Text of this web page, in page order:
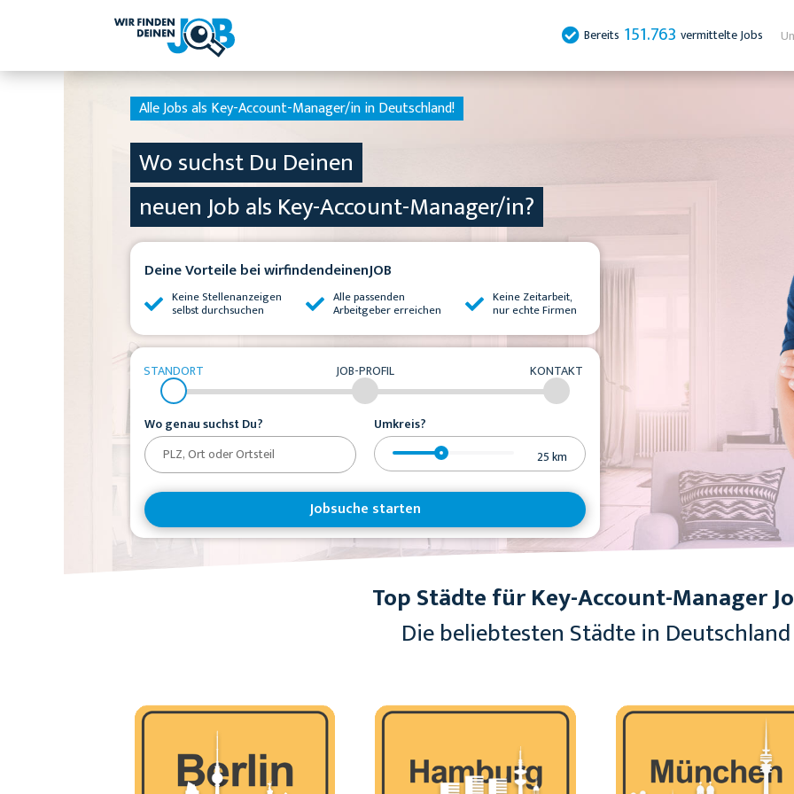
Bereits 151.763 vermittelte Jobs
Alle Jobs als Key-Account-Manager/in in Deutschland!
Wo suchst Du Deinen
neuen Job als Key-Account-Manager/in?
Deine Vorteile bei wirfindendeinenJOB
Keine Stellenanzeigen
selbst durchsuchen
Alle passenden
Arbeitgeber erreichen
Keine Zeitarbeit,
nur echte Firmen
STANDORT JOB-PROFIL KONTAKT
Wo genau suchst Du?
Umkreis?
25km
Jobsuche starten
Top Städte für Key-Account-Manager
Die beliebtesten Städte in Deutschland